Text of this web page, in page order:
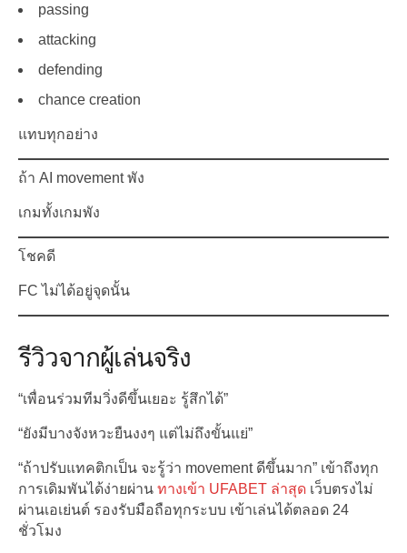
passing
attacking
defending
chance creation
แทบทุกอย่าง
ถ้า AI movement พัง
เกมทั้งเกมพัง
โชคดี
FC ไม่ได้อยู่จุดนั้น
รีวิวจากผู้เล่นจริง
“เพื่อนร่วมทีมวิ่งดีขึ้นเยอะ รู้สึกได้”
“ยังมีบางจังหวะยืนงงๆ แต่ไม่ถึงขั้นแย่”
“ถ้าปรับแทคติกเป็น จะรู้ว่า movement ดีขึ้นมาก” เข้าถึงทุก
การเดิมพันได้ง่ายผ่าน ทางเข้า UFABET ล่าสุด เว็บตรงไม่
ผ่านเอเย่นต์ รองรับมือถือทุกระบบ เข้าเล่นได้ตลอด 24
ชั่วโมง